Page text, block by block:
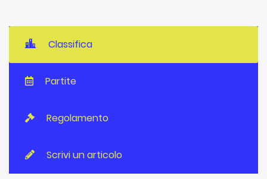
Classifica
Partite
Regolamento
Scrivi un articolo